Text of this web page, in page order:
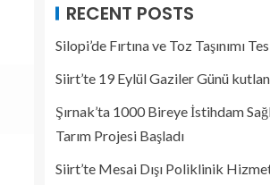
RECENT POSTS
Silopi’de Fırtına ve Toz Taşınımı
Siirt’te 19 Eylül Gaziler Günü
Şırnak’ta 1000 Bireye İstihdam
Tarım Projesi Başladı
Siirt’te Mesai Dışı Poliklinik